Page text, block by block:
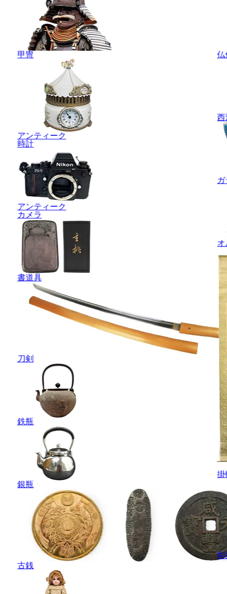
甲冑
アンティーク
時計
アンティーク
カメラ
書道具
刀剣
鉄瓶
銀瓶
古銭
仏
西
オ
掛
彫